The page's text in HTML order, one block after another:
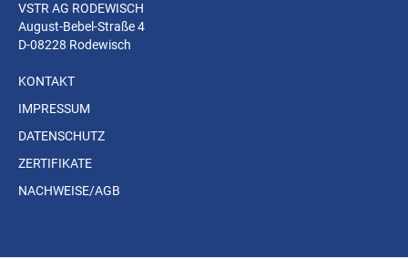
KONTAKT
IMPRESSUM
DATENSCHUTZ
ZERTIFIKATE
NACHWEISE/AGB
VSTR AG RODEWISCH
August-Bebel-Straße 4
D-08228 Rodewisch